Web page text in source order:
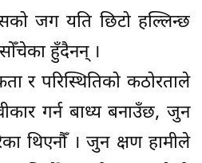
जग यति छिटो हल्लिन्छ
हुँदैनन् ।
र परिस्थितिको कठोरताले
गर्न बाध्य बनाउँछ, जुन
थिएनौँ । जुन क्षण हामीले